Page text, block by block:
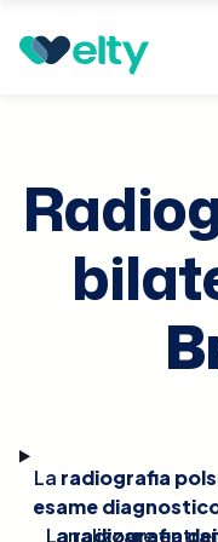
Prenota visita
La radiografia
esame
analizzare
Laradiografia